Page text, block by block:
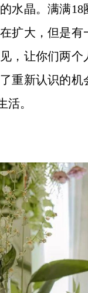
水晶。满满18
扩大，但是有
，让你们两个
重新认识的机
。